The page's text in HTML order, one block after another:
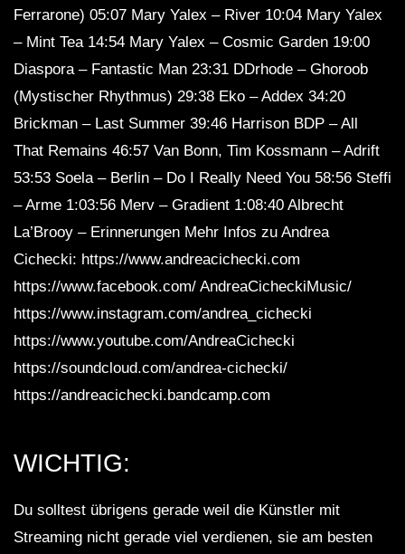
Ferrarone) 05:07 Mary Yalex – River 10:04 Mary Yalex
– Mint Tea 14:54 Mary Yalex – Cosmic Garden 19:00
Diaspora – Fantastic Man 23:31 DDrhode – Ghoroob
(Mystischer Rhythmus) 29:38 Eko – Addex 34:20
Brickman – Last Summer 39:46 Harrison BDP – All
That Remains 46:57 Van Bonn, Tim Kossmann – Adrift
53:53 Soela – Berlin – Do I Really Need You 58:56 Steffi
– Arme 1:03:56 Merv – Gradient 1:08:40 Albrecht
La’Brooy – Erinnerungen Mehr Infos zu Andrea
Cichecki: https://www.andreacichecki.com
https://www.facebook.com/ AndreaCicheckiMusic/
https://www.instagram.com/andrea_cichecki
https://www.youtube.com/AndreaCichecki
https://soundcloud.com/andrea-cichecki/
https://andreacichecki.bandcamp.com
WICHTIG:
Du solltest übrigens gerade weil die Künstler mit
Streaming nicht gerade viel verdienen, sie am besten